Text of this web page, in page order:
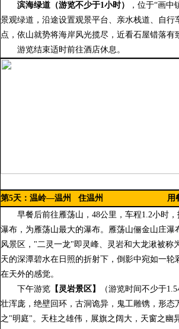
滨海绿道（游览不少于1小时） ，位于“画中
景观绿道，沿途设置观景平台、亲水栈道、自
点，依山就势将海岸风光揽尽，近看石屋错落有
游览结束适时前往酒店休息。
第5天：温岭—温州 住温州 用
早餐后前往雁荡山，48公里，车程1.2小时
瀑布，为雁荡山最大的瀑布。雁荡山俪金山庄瀑
风景区，"二灵一龙"即灵峰、灵岩和大龙湫被
天的深潭碧水在日照的折射下，倒影中宛如一
在天外的感觉。
下午游览 【 灵岩景区】 （游览时间不少于
壮浑庞，绝壁回环，古洞诡异，鬼工雕镌，形
之"明庭"。天柱之雄伟，展旗之阔大，天窗之幽